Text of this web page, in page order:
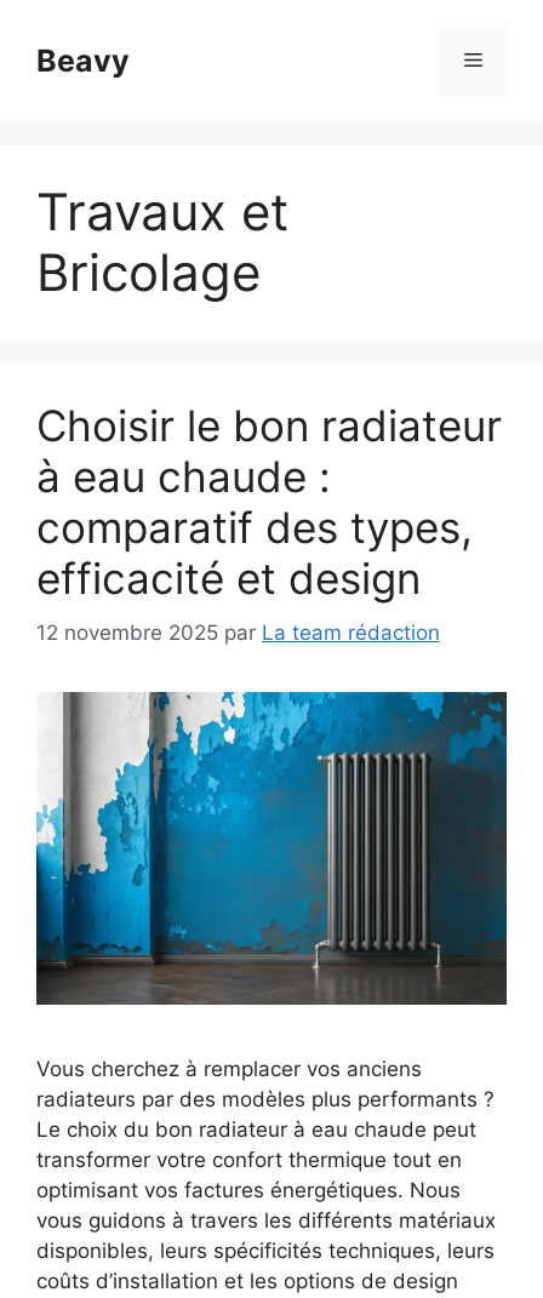
contenuBeavy Menu
Travaux et
Bricolage
Choisir le bon radiateur
à eau chaude :
comparatif des types,
efficacité et design
12 novembre 2025 par La team rédaction
Vous cherchez à remplacer vos anciens
radiateurs par des modèles plus performants ?
Le choix du bon radiateur à eau chaude peut
transformer votre confort thermique tout en
optimisant vos factures énergétiques. Nous
vous guidons à travers les différents matériaux
disponibles, leurs spécificités techniques, leurs
coûts d’installation et les options de design